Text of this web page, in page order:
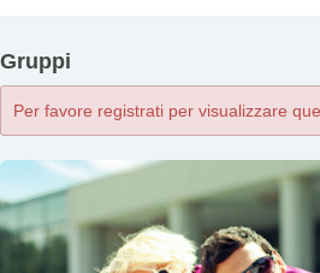
Gruppi
Per favore registrati per visualizzare